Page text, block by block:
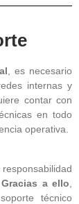
, es necesario
internas y
contar con
en todo
operativa.
Gracias a ello
técnico